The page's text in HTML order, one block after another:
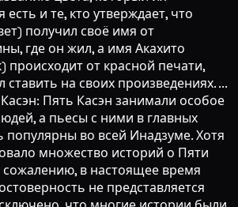
есть и те, кто утверждает, что
получил своё имя от
где он жил, а имя Акахито
происходит от красной печати,
на своих произведениях. ...
Пять Касэн занимали особое
а пьесы с ними в главных
популярны во всей Инадзуме. Хотя
множество историй о Пяти
сожалению, в настоящее время
не представляется